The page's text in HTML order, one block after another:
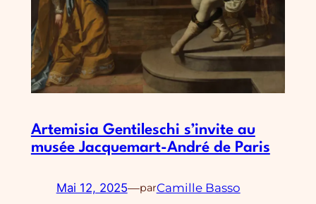
Artemisia Gentileschi s’invite au
musée Jacquemart-André de Paris
Mai 12, 2025—parCamille Basso